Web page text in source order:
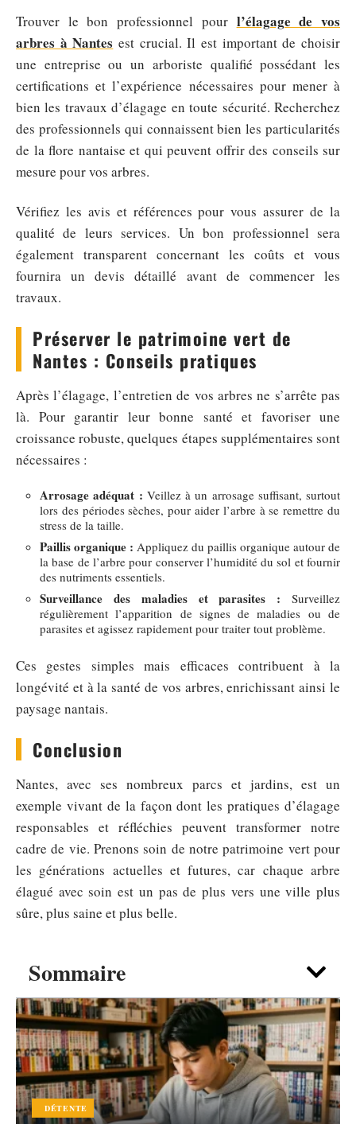
Sommaire
DÉTENTE
Trouver le bon professionnel pour l’élagage de vos
arbres à Nantes est crucial. Il est important de choisir
une entreprise ou un arboriste qualifié possédant les
certifications et l’expérience nécessaires pour mener à
bien les travaux d’élagage en toute sécurité. Recherchez
des professionnels qui connaissent bien les particularités
de la flore nantaise et qui peuvent offrir des conseils sur
mesure pour vos arbres.
Vérifiez les avis et références pour vous assurer de la
qualité de leurs services. Un bon professionnel sera
également transparent concernant les coûts et vous
fournira un devis détaillé avant de commencer les
travaux.
Préserver le patrimoine vert de
Nantes : Conseils pratiques
Après l’élagage, l’entretien de vos arbres ne s’arrête pas
là. Pour garantir leur bonne santé et favoriser une
croissance robuste, quelques étapes supplémentaires sont
nécessaires :
Arrosage adéquat : Veillez à un arrosage suffisant, surtout
lors des périodes sèches, pour aider l’arbre à se remettre du
stress de la taille.
Paillis organique : Appliquez du paillis organique autour de
la base de l’arbre pour conserver l’humidité du sol et fournir
des nutriments essentiels.
Surveillance des maladies et parasites : Surveillez
régulièrement l’apparition de signes de maladies ou de
parasites et agissez rapidement pour traiter tout problème.
Ces gestes simples mais efficaces contribuent à la
longévité et à la santé de vos arbres, enrichissant ainsi le
paysage nantais.
Conclusion
Nantes, avec ses nombreux parcs et jardins, est un
exemple vivant de la façon dont les pratiques d’élagage
responsables et réfléchies peuvent transformer notre
cadre de vie. Prenons soin de notre patrimoine vert pour
les générations actuelles et futures, car chaque arbre
élagué avec soin est un pas de plus vers une ville plus
sûre, plus saine et plus belle.